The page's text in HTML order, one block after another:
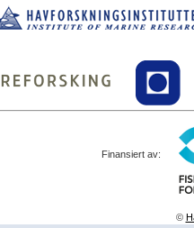
Finansiert av:
©